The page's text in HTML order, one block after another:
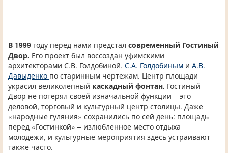
В 1999 году перед нами предстал современный Гостиный
Двор. Его проект был воссоздан уфимскими
архитекторами С.В. Голдобиной, С.А. Голдобиным и А.В.
Давыденко по старинным чертежам. Центр площади
украсил великолепный каскадный фонтан. Гостиный
Двор не потерял своей изначальной функции – это
деловой, торговый и культурный центр столицы. Даже
«народные гуляния» сохранились по сей день: площадь
перед «Гостинкой» – излюбленное место отдыха
молодежи, и культурные мероприятия здесь устраивают
также часто.